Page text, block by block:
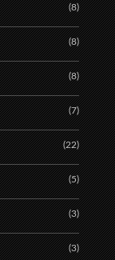
(8)
(8)
(8)
(7)
(22)
(5)
(3)
(3)